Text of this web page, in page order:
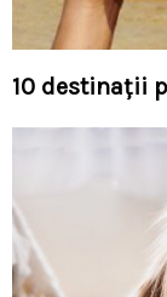
10 destinaţii